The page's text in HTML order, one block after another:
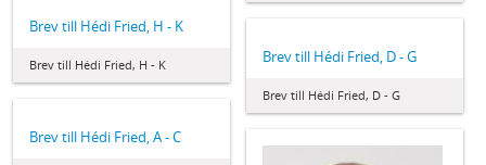
Brev till Hédi Fried, H - K
Brev till Hédi Fried, H - K Brev till Hédi Fried, D - G
Brev till Hédi Fried, D - G
Brev till Hédi Fried, A - C